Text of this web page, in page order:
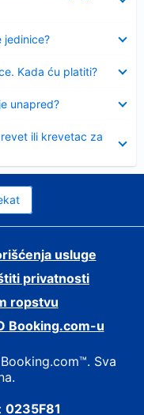
jedinice?
Kada ću platiti?
unapred?
ili krevetac za
usluge
privatnosti
ropstvu
Booking.com-u
Sva
0235F81